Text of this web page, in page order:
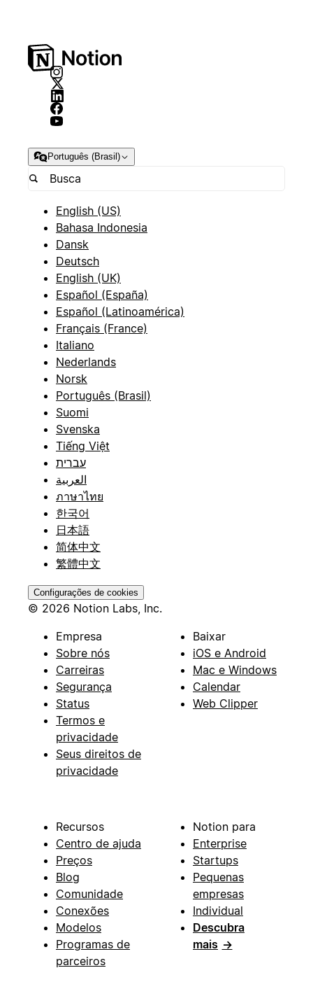
Português (Brasil)
English (US)
Bahasa Indonesia
Dansk
Deutsch
English (UK)
Español (España)
Español (Latinoamérica)
Français (France)
Italiano
Nederlands
Norsk
Português (Brasil)
Suomi
Svenska
Tiếng Việt
עברית
العربية
ภาษาไทย
한국어
日本語
简体中文
繁體中文
Configurações de cookies
© 2026 Notion Labs, Inc.
Empresa
Sobre nós
Carreiras
Segurança
Status
Termos e
privacidade
Seus direitos de
privacidade
Baixar
iOS e Android
Mac e Windows
Calendar
Web Clipper
Recursos
Centro de ajuda
Preços
Blog
Comunidade
Conexões
Modelos
Programas de
parceiros
Notion para
Enterprise
Startups
Pequenas
empresas
Individual
Descubra
mais →